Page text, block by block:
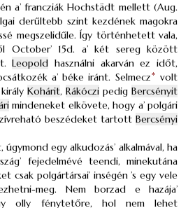
a’ francziák Hochstädt mellett (Aug.
derűltebb szint kezdének magokra
megszelidűle. Így történhetett vala,
October’ 15d. a’ két sereg között
Leopold használni akarván ez időt,
a’ béke iránt. Selmecz*
volt
Kohárit, Rákóczipedig Bercsényit
mindeneket elkövete, hogy a’ polgári
beszédeket tartott Bercsényi
egy alkudozás’ alkalmával, ha
fejedelmévé teendi, minekutána
csak polgártársai’ inségén ’s egy vele
meg. Nem borzad e hazája’
olly fénytetőre, hol nem lehet